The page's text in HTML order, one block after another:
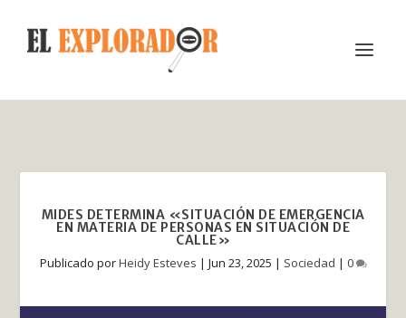
MIDES DETERMINA «SITUACIÓN DE EMERGENCIA
EN MATERIA DE PERSONAS EN SITUACIÓN DE
CALLE»
Publicado porHeidy Esteves | Jun 23, 2025 | Sociedad | 0